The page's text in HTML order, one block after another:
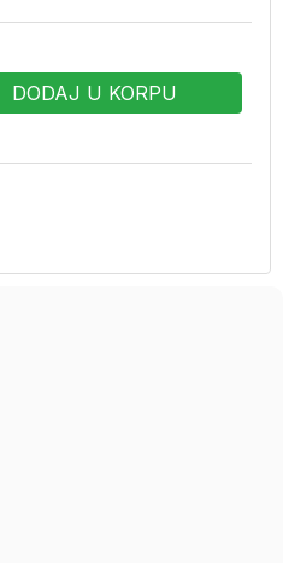
DODAJ U KORPU